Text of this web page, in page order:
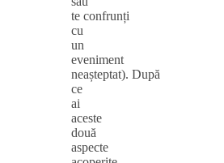
te confrunți
cu
un
eveniment
neașteptat). După
ce
ai
aceste
două
aspecte